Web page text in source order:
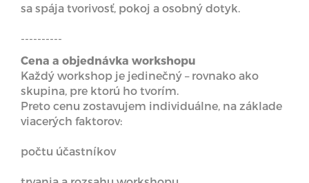
sa spája tvorivosť, pokoj a osobný dotyk.
----------
Cena a objednávka workshopu
Každý workshop je jedinečný – rovnako ako
skupina, pre ktorú ho tvorím.
Preto cenu zostavujem individuálne, na základe
viacerých faktorov:
počtu účastníkov